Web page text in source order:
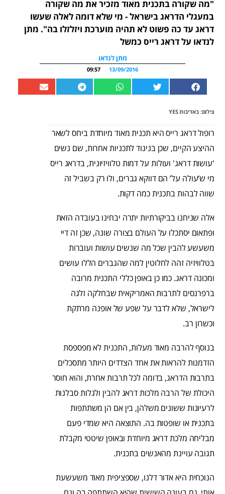
"מה שקורה בתכנית מאוד מזכיר את מה שקורה
במעגלי הדראג בישראל - מי שלא דומה לאלה שעשו
דראג עד כה פשוט לא תהיה מוערכת ויזלזלו בה". מתן
לנדאו על דראג רייס כמשל
מתן לנדאו
13/09/2016
09:57
צילום: באדיבות YES
רופול דראג רייס היא תכנית מאוד מיוחדת ביחס לשאר
ההיצע הקיים, שכן בניגוד לתכניות אחרות, שם נשים
'עושות דראג' ועולות על דמות טלוויזיונית, בדראג רייס
מי ש’עולה על’ הם דווקא גברים, ולו רק בשביל זה
שווה לבהות בתכנית כמה דקות.
אלה שניחנו בביקורתיות יתרה יבחינו בעובדה הזאת
ופתאום יסתכלו על העולם בצורה שונה, שכן זה דיי
משעשע להבין שכל מה שנשים עושות ועוברות
בטלוויזיה זהה לחלוטין למה שהגברים הללו עושים
ומכונה דראג. כמו כן באופן כללי התכנית מרובה
ברפרנסים לתרבות האמריקאית שבחלקה זלגה
לישראל, שלא לדבר על שפע של אופנה מרתקת
וכשרון רב.
בנוסף להרבה מאוד מעלות, התכנית לא מפספסת
הזדמנות להראות את אחד הצדדים היותר מתסכלים
בתרבות הדראג, בדומה לכל תרבות אחרת, והוא חוסר
היכולת של הרבה מלכות דראג להבין ולגלות סבלנות
לרעיונות ששונים משלהן, בין אם הן משתתפות
בתכנית או שופטות בה. התוצאה היא שמדי פעם
מבליחה מלכת דראג מיוחדת ובאופן שיטטי מקבלת
תגובה עויינת מהאנשים בתכנית.
הנוכחית היא אדור דלנו, שספציפית מאוד משעשעת